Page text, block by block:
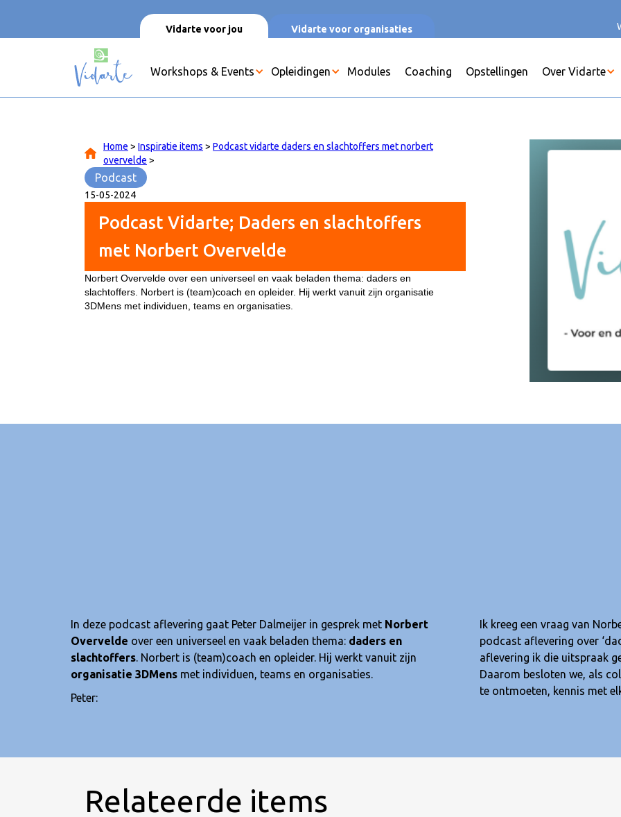
Vidarte voor jou Vidarte voor organisaties
Workshops & Events Opleidingen Modules Coaching Opstellingen Over Vidarte
Home >Inspiratie items >Podcast vidarte daders en slachtoffers met norbert
overvelde >
Podcast
15-05-2024
Podcast Vidarte; Daders en slachtoffers
met Norbert Overvelde
Norbert Overvelde over een universeel en vaak beladen thema: daders en
slachtoffers. Norbert is (team)coach en opleider. Hij werkt vanuit zijn organisatie
3DMens met individuen, teams en organisaties.
In deze podcast aflevering gaat Peter Dalmeijer in gesprek met Norbert
Overvelde over een universeel en vaak beladen thema: daders en
slachtoffers. Norbert is (team)coach en opleider. Hij werkt vanuit zijn
organisatie 3DMens met individuen, teams en organisaties.
Peter:
Ik kreeg een vraag van
podcast aflevering over
aflevering ik die uitspraak
Daarom besloten we, als
te ontmoeten, kennis met
Relateerde items